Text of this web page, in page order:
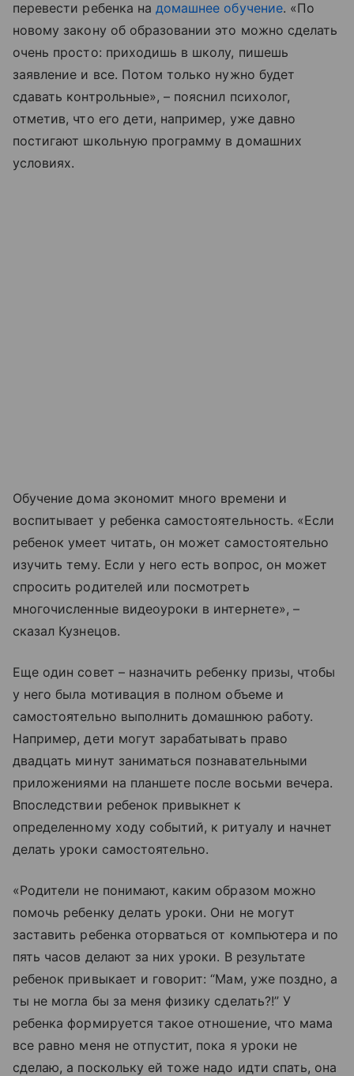
перевести ребенка надомашнее обучение. «По
новому закону об образовании это можно сделать
очень просто: приходишь в школу, пишешь
заявление и все. Потом только нужно будет
сдавать контрольные», – пояснил психолог,
отметив, что его дети, например, уже давно
постигают школьную программу в домашних
условиях.
Обучение дома экономит много времени и
воспитывает у ребенка самостоятельность. «Если
ребенок умеет читать, он может самостоятельно
изучить тему. Если у него есть вопрос, он может
спросить родителей или посмотреть
многочисленные видеоуроки в интернете», –
сказал Кузнецов.
Еще один совет – назначить ребенку призы, чтобы
у него была мотивация в полном объеме и
самостоятельно выполнить домашнюю работу.
Например, дети могут зарабатывать право
двадцать минут заниматься познавательными
приложениями на планшете после восьми вечера.
Впоследствии ребенок привыкнет к
определенному ходу событий, к ритуалу и начнет
делать уроки самостоятельно.
«Родители не понимают, каким образом можно
помочь ребенку делать уроки. Они не могут
заставить ребенка оторваться от компьютера и по
пять часов делают за них уроки. В результате
ребенок привыкает и говорит: “Мам, уже поздно, а
ты не могла бы за меня физику сделать?!” У
ребенка формируется такое отношение, что мама
все равно меня не отпустит, пока я уроки не
сделаю, а поскольку ей тоже надо идти спать, она